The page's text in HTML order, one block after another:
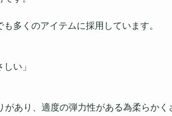
多くのアイテムに採用しています。
い」
あり、適度の弾力性がある為柔らかく